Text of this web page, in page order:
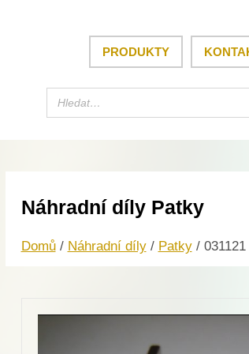
PRODUKTY
Náhradní díly Patky
Domů/ Náhradní díly/ Patky/ 031121